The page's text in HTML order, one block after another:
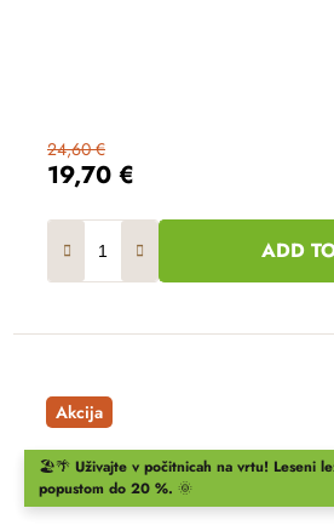
🏖️🌴 Uživajte v počitnicah na vrtu! Leseni
popustom do 20 %. 🌞
19,70 €
24,60 €
ADD
Akcija